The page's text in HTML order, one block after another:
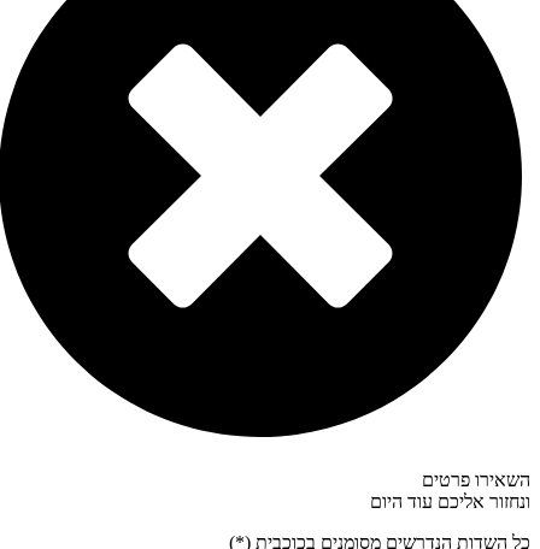
השאירו פרטים
ונחזור אליכם עוד היום
כל השדות הנדרשים מסומנים בכוכבית (*)